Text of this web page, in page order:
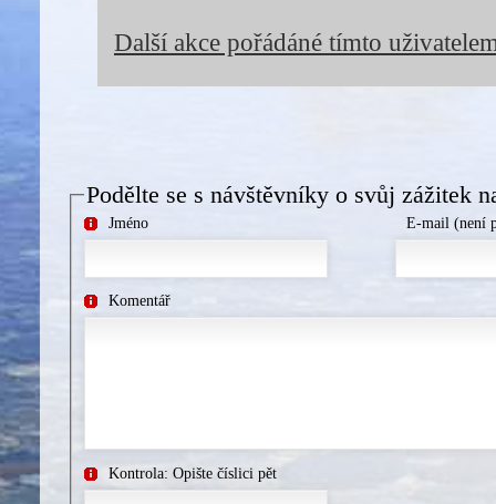
Další akce pořádáné tímto
Podělte se s návštěvníky o svůj zážitek
Jméno E-mail (není
Komentář
Kontrola: Opište číslici pět